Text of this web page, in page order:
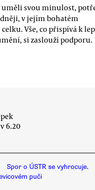
uměli svou minulost,
v jejím bohatém
Vše, co přispívá k
si zaslouží podporu.
6.20
Spor o ÚSTR se vyhrocuje.
puči